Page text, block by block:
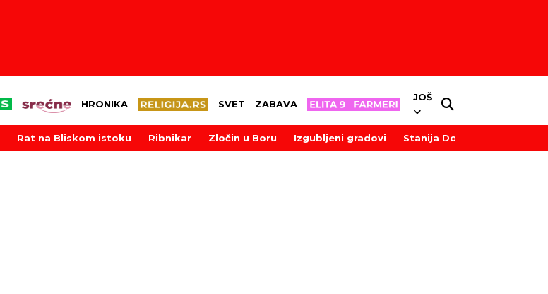
HRONIKA SVET ZABAVA
JOŠ
Rat na Bliskom istoku Ribnikar Zločin u Boru Izgubljeni gradovi Stanija Dobrojević